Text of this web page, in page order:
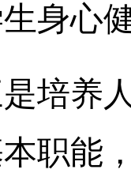
身心
培养
职能